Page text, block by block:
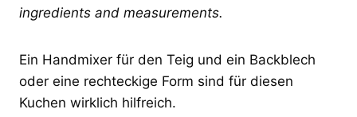
ingredients and measurements.
Ein Handmixer für den Teig und ein Backblech
oder eine rechteckige Form sind für diesen
Kuchen wirklich hilfreich.